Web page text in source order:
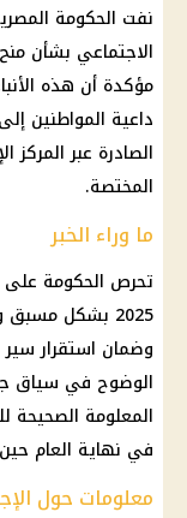
نفت الحكومة
الاجتماعي بشأن
مؤكدة أن هذه
داعية المواطنين
الصادرة عبر المركز
المختصة.
ما وراء الخبر
تحرص الحكومة على
2025 بشكل
وضمان استقرار
الوضوح في سياق
المعلومة
في نهاية العام
معلومات حول